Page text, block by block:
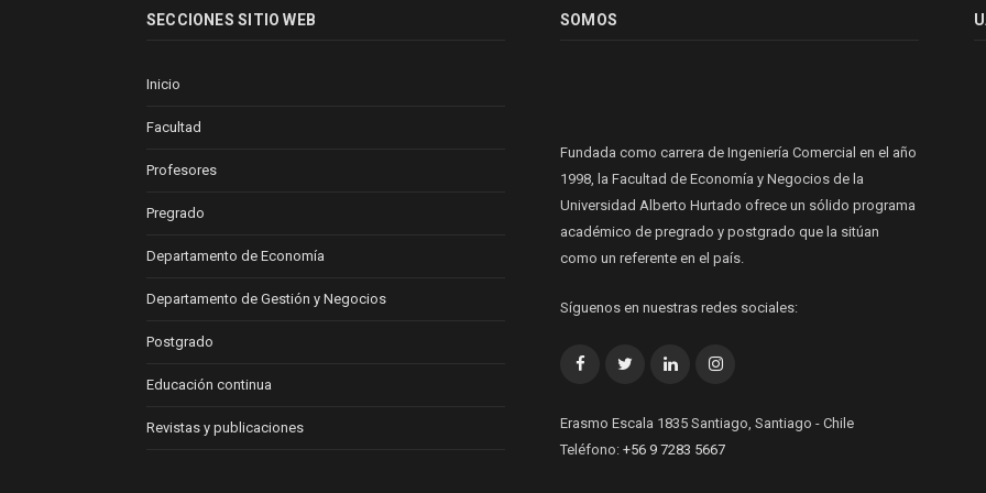
SECCIONES SITIO WEB
Inicio
Facultad
Profesores
Pregrado
Departamento de Economía
Departamento de Gestión y Negocios
Postgrado
Educación continua
Revistas y publicaciones
SOMOS
Fundada como carrera de Ingeniería Comercial en el año
1998, la Facultad de Economía y Negocios de la
Universidad Alberto Hurtado ofrece un sólido programa
académico de pregrado y postgrado que la sitúan
como un referente en el país.
Síguenos en nuestras redes sociales:
FacebookTwitterLinkedInInstagram
Erasmo Escala 1835 Santiago, Santiago - Chile
Teléfono: +56 9 7283 5667